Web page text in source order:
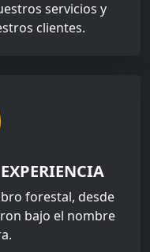
servicios y
clientes.
forestal, desde
bajo el nombre